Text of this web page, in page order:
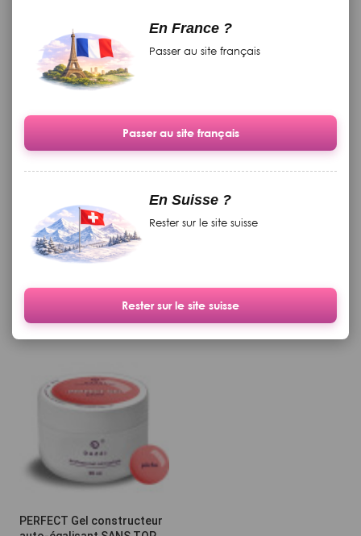
En France ?
Passer au site français
Passer au site français
En Suisse ?
Rester sur le site suisse
Rester sur le site suisse
Cuticule "Foto Finish" aroma
d'orange, cannelle et de la
vanille, avec du beurre de
karité de cacao, 15 g
Disponible
19.90 CHF
Grand livre de théorie
imprimé
369.00 CHF
PERFECT Gel constructeur